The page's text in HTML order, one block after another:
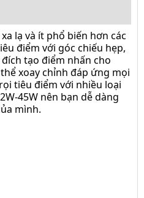
lạ và ít phổ biến hơn các
điểm với góc chiếu hẹp,
tạo điểm nhấn cho
xoay chỉnh đáp ứng mọi
tiêu điểm với nhiều loại
45W nên bạn dễ dàng
mình.